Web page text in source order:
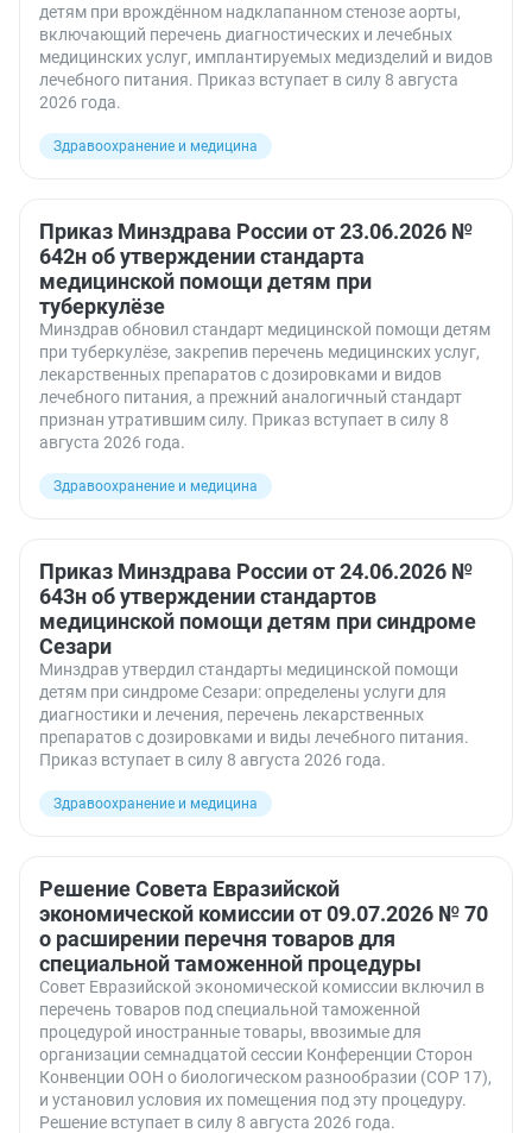
детям при врождённом надклапанном стенозе аорты,
включающий перечень диагностических и лечебных
медицинских услуг, имплантируемых медизделий и видов
лечебного питания. Приказ вступает в силу 8 августа
2026 года.
Здравоохранение и медицина
Приказ Минздрава России от 23.06.2026 №
642н об утверждении стандарта
медицинской помощи детям при
туберкулёзе
Минздрав обновил стандарт медицинской помощи детям
при туберкулёзе, закрепив перечень медицинских услуг,
лекарственных препаратов с дозировками и видов
лечебного питания, а прежний аналогичный стандарт
признан утратившим силу. Приказ вступает в силу 8
августа 2026 года.
Здравоохранение и медицина
Приказ Минздрава России от 24.06.2026 №
643н об утверждении стандартов
медицинской помощи детям при синдроме
Сезари
Минздрав утвердил стандарты медицинской помощи
детям при синдроме Сезари: определены услуги для
диагностики и лечения, перечень лекарственных
препаратов с дозировками и виды лечебного питания.
Приказ вступает в силу 8 августа 2026 года.
Здравоохранение и медицина
Решение Совета Евразийской
экономической комиссии от 09.07.2026 № 70
о расширении перечня товаров для
специальной таможенной процедуры
Совет Евразийской экономической комиссии включил в
перечень товаров под специальной таможенной
процедурой иностранные товары, ввозимые для
организации семнадцатой сессии Конференции Сторон
Конвенции ООН о биологическом разнообразии (COP 17),
и установил условия их помещения под эту процедуру.
Решение вступает в силу 8 августа 2026 года.